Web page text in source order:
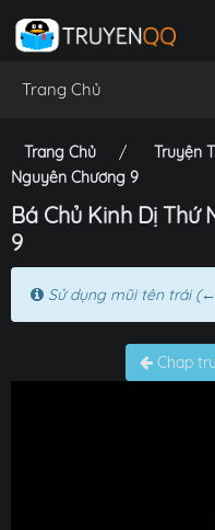
Trang Chủ
Trang Chủ Truyện
Nguyên Chương 9
Bá Chủ Kinh Dị Thứ
9
Sử dụng mũi tên trái
Chap